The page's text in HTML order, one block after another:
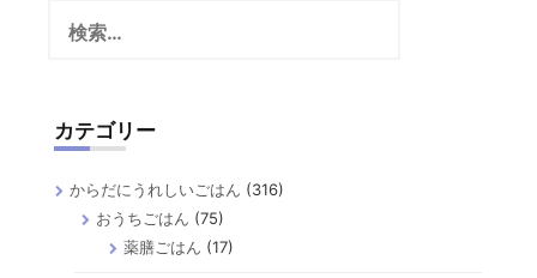
カテゴリー
からだにうれしいごはん (316)
おうちごはん (75)
薬膳ごはん (17)